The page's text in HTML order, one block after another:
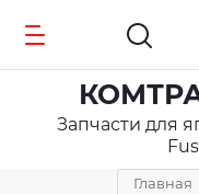
Запчасти для
Главная